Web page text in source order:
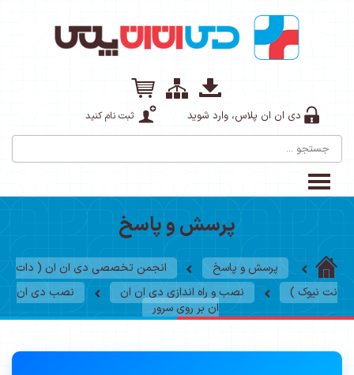
دی ان ان پلاس، وارد شوید ثبت نام کنید
پرسش و پاسخ
پرسش و پاسخ
انجمن تخصصی دی ان ان ( دات
نت نیوک )
نصب و راه اندازی دی ان ان
نصب دی ان
ان بر روی سرور